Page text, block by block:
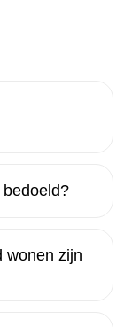
wonen zijn